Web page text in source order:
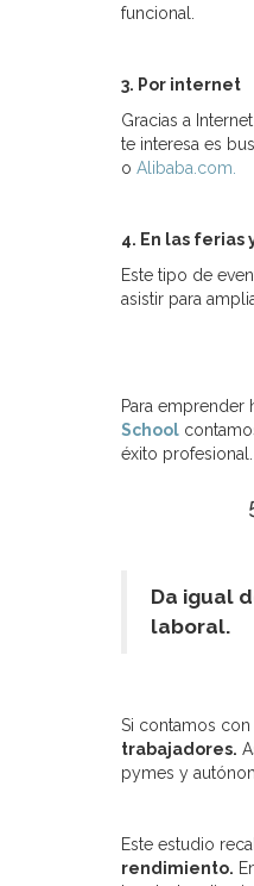
funcional.
3. Por internet
Gracias a Internet
te interesa es
o Alibaba.com.
4. En las ferias
Este tipo de
asistir para
Para emprender
School
éxito profesional.
Da igual
laboral.
Si contamos con
trabajadores.
pymes y
Este estudio
rendimiento.